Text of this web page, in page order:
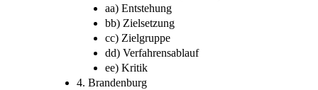
aa) Entstehung
bb) Zielsetzung
cc) Zielgruppe
dd) Verfahrensablauf
ee) Kritik
4. Brandenburg